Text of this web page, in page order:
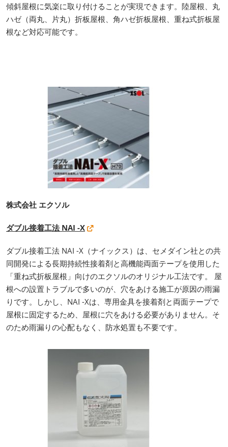
傾斜屋根に気楽に取り付けることが実現できます。陸屋根、丸
ハゼ（両丸、片丸）折板屋根、角ハゼ折板屋根、重ね式折板屋
根など対応可能です。
株式会社 エクソル
ダブル接着工法 NAI -X
ダブル接着工法 NAI -X（ナイックス）は、セメダイン社との共
同開発による長期持続性接着剤と高機能両面テープを使用した
「重ね式折板屋根」向けのエクソルのオリジナル工法です。 屋
根への設置トラブルで多いのが、穴をあける施工が原因の雨漏
りです。しかし、NAI -Xは、専用金具を接着剤と両面テープで
屋根に固定するため、屋根に穴をあける必要がありません。そ
のため雨漏りの心配もなく、防水処置も不要です。